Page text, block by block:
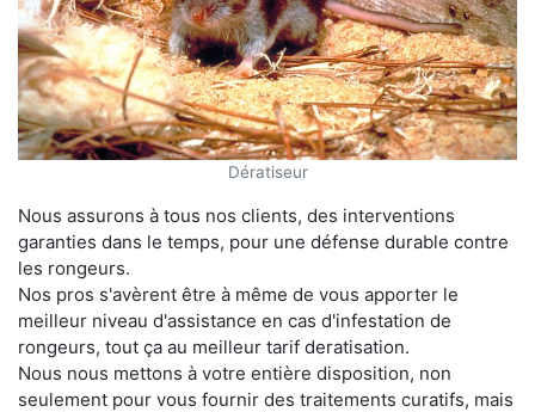
Dératiseur
Nous assurons à tous nos clients, des interventions
garanties dans le temps, pour une défense durable contre
les rongeurs.
Nos pros s'avèrent être à même de vous apporter le
meilleur niveau d'assistance en cas d'infestation de
rongeurs, tout ça au meilleur tarif deratisation.
Nous nous mettons à votre entière disposition, non
seulement pour vous fournir des traitements curatifs, mais